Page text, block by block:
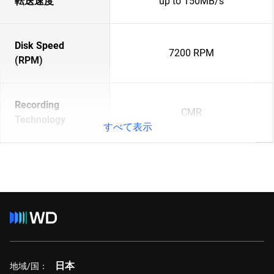
Disk Speed
(RPM)
7200 RPM
Recording
Technology
CMR
すべて表示
地域/国： 日本